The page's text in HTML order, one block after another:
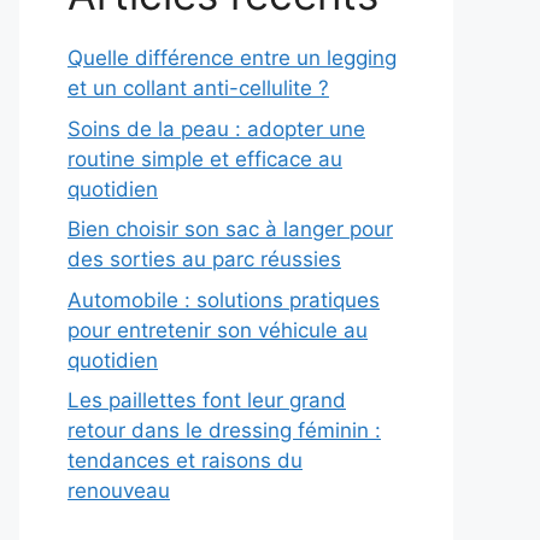
Quelle différence entre un legging
et un collant anti-cellulite ?
Soins de la peau : adopter une
routine simple et efficace au
quotidien
Bien choisir son sac à langer pour
des sorties au parc réussies
Automobile : solutions pratiques
pour entretenir son véhicule au
quotidien
Les paillettes font leur grand
retour dans le dressing féminin :
tendances et raisons du
renouveau